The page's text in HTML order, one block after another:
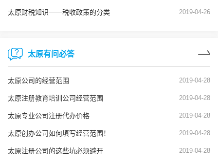
太原财税知识——税收政策的分类 2019-04-26
太原有问必答
太原公司的经营范围 2019-04-28
太原注册教育培训公司经营范围 2019-04-28
太原专业公司注册代办价格 2019-04-28
太原创办公司如何填写经营范围！ 2019-04-28
太原注册公司的这些坑必须避开 2019-04-28